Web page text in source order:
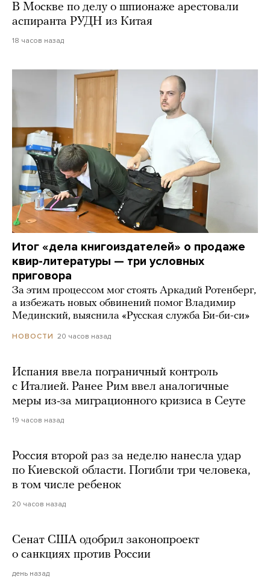
В Москве по делу о шпионаже арестовали
аспиранта РУДН из Китая
18 часов назад
Итог «дела книгоиздателей» о продаже
квир-литературы — три условных
приговора
За этим процессом мог стоять Аркадий Ротенберг,
а избежать новых обвинений помог Владимир
Мединский, выяснила «Русская служба Би-би-си»
НОВОСТИ 20 часов назад
Испания ввела пограничный контроль
с Италией. Ранее Рим ввел аналогичные
меры из-за миграционного кризиса в Сеуте
19 часов назад
Россия второй раз за неделю нанесла удар
по Киевской области. Погибли три человека,
в том числе ребенок
20 часов назад
Сенат США одобрил законопроект
о санкциях против России
день назад